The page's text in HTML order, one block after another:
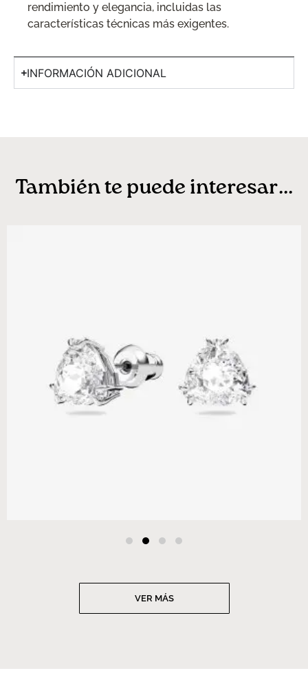
rendimiento y elegancia, incluidas las
características técnicas más exigentes.
INFORMACIÓN ADICIONAL
También te puede interesar...
VER MÁS